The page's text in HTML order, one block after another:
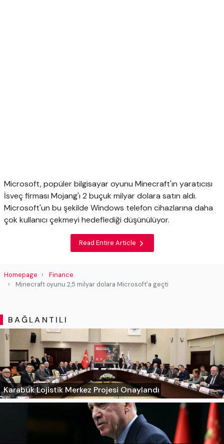
Microsoft, popüler bilgisayar oyunu Minecraft'ın yaratıcısı
İsveç firması Mojang'ı 2 buçuk milyar dolara satın aldı.
Microsoft'un bu şekilde Windows telefon cihazlarına daha
çok kullanıcı çekmeyi hedeflediği düşünülüyor.
Read Entire Article
Homepage
Finance
Minecraft oyunu 2,5 milyar dolara Microsoft'a geçti
BAĞLANTILI
Karabük Lojistik Merkez Projesi Onaylandı